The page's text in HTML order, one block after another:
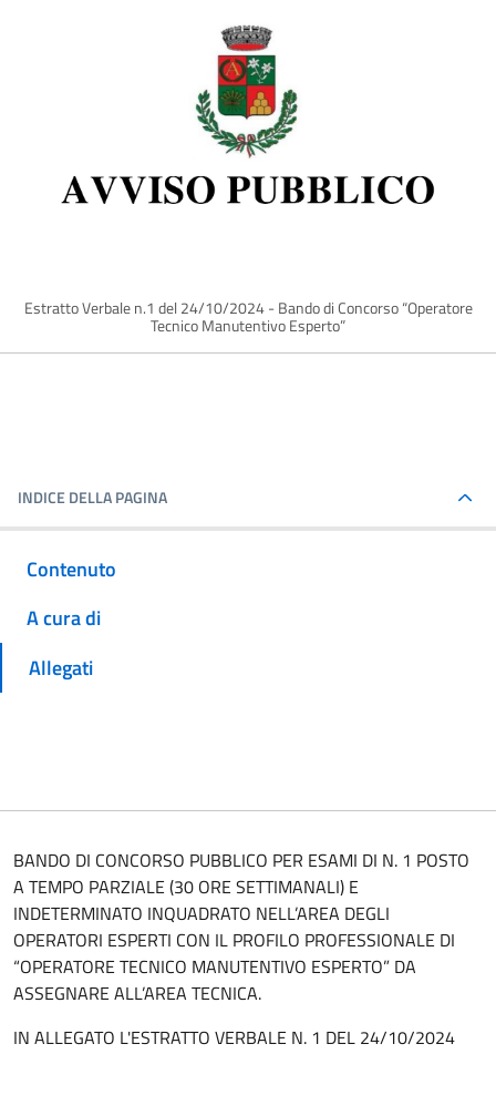
Estratto Verbale n.1 del 24/10/2024 - Bando di Concorso “Operatore
Tecnico Manutentivo Esperto”
INDICE DELLA PAGINA
Contenuto
A cura di
Allegati
BANDO DI CONCORSO PUBBLICO PER ESAMI DI N. 1 POSTO
A TEMPO PARZIALE (30 ORE SETTIMANALI) E
INDETERMINATO INQUADRATO NELL’AREA DEGLI
OPERATORI ESPERTI CON IL PROFILO PROFESSIONALE DI
“OPERATORE TECNICO MANUTENTIVO ESPERTO” DA
ASSEGNARE ALL’AREA TECNICA.
IN ALLEGATO L'ESTRATTO VERBALE N. 1 DEL 24/10/2024